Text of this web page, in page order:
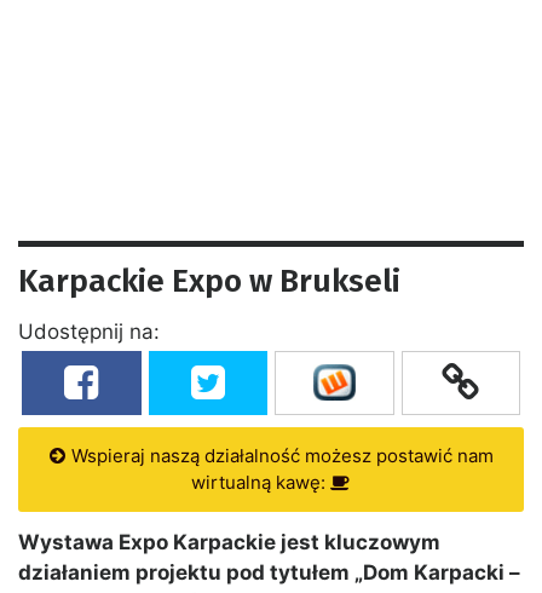
Karpackie Expo w Brukseli
Udostępnij na:
Wspieraj naszą działalność możesz postawić nam
wirtualną kawę:
Wystawa Expo Karpackie jest kluczowym
działaniem projektu pod tytułem „Dom Karpacki –